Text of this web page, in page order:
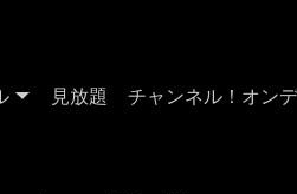
見放題 チャンネル！オン